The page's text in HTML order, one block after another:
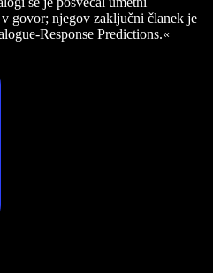
govor; njegov zaključni članek je
Response Predictions.«